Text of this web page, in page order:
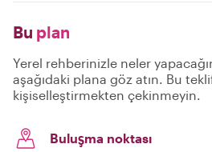
Bu plan
Yerel rehberinizle neler
aşağıdaki plana göz atın. Bu
kişiselleştirmekten çekinmeyin.
Buluşma noktası